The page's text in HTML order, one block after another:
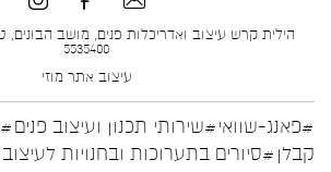
5535400
עיצוב אתר מוזי
#פאנג-שוואי#שירותי תכנון ועיצוב פנים
קבלן #סיורים בתערוכות ובחנויות